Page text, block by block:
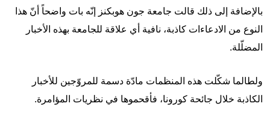
بالإضافة إلى ذلك قالت جامعة جون هوبكنز إنّه بات واضحاً أنّ هذا
النوع من الادعاءات كاذبة، نافية أي علاقة للجامعة بهذه الأخبار
المضلّلة.
ولطالما شكّلت هذه المنظمات مادّة دسمة للمروّجين للأخبار
الكاذبة خلال جائحة كورونا، فأقحموها في نظريات المؤامرة.